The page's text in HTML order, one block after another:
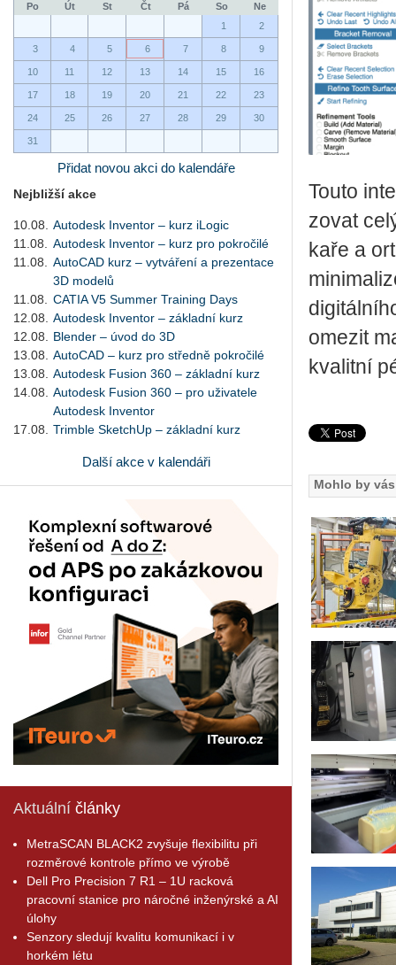
Po Út St Čt Pá So
Ne
1
2
3 4 5 6 7 8 9
10 11 12 13 14 15 16
17 18 19 20 21 22 23
24 25 26 27 28 29 30
31
Přidat novou akci do kalendáře
Nejbližší akce
10.08.
Autodesk Inventor – kurz iLogic
11.08.
Autodesk Inventor – kurz pro pokročilé
11.08.
AutoCAD kurz – vytváření a prezentace
3D modelů
11.08.
CATIA V5 Summer Training Days
12.08.
Autodesk Inventor – základní kurz
12.08.
Blender – úvod do 3D
13.08.
AutoCAD – kurz pro středně pokročilé
13.08.
Autodesk Fusion 360 – základní kurz
14.08.
Autodesk Fusion 360 – pro uživatele
Autodesk Inventor
17.08.
Trimble SketchUp – základní kurz
Další akce v kalendáři
Aktuální články
MetraSCAN BLACK2 zvyšuje flexibilitu při
rozměrové kontrole přímo ve výrobě
Dell Pro Precision 7 R1 – 1U racková
pracovní stanice pro náročné inženýrské a AI
úlohy
Senzory sledují kvalitu komunikací i v
horkém létu
Touto
zo­vat
ka­ře a
ome­zit
kva­lit­ní
Mohlo by